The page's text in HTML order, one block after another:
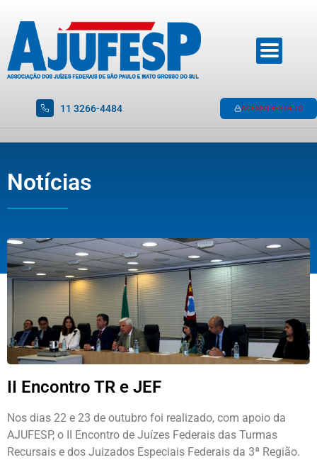
11 3266-4484 ACESSO RESTRITO
Notícias
II Encontro TR e JEF
Nos dias 22 e 23 de outubro foi realizado, com apoio da
AJUFESP, o II Encontro de Juízes Federais das Turmas
Recursais e dos Juizados Especiais Federais da 3ª Região.